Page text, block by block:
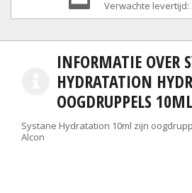
Verwachte levertijd:
INFORMATIE OVER
HYDRATATION
OOGDRUPPELS 10ML
Systane Hydratation 10ml zijn
Alcon